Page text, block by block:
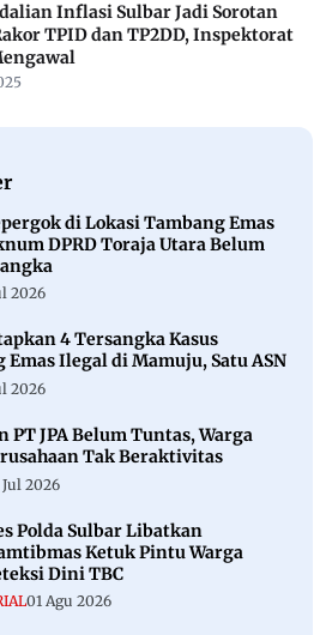
Inflasi Sulbar Jadi Sorotan
TPID dan TP2DD, Inspektorat
di Lokasi Tambang Emas
DPRD Toraja Utara Belum
2026
4 Tersangka Kasus
Emas Ilegal di Mamuju, Satu ASN
2026
PT JPA Belum Tuntas, Warga
Tak Beraktivitas
Jul 2026
Polda Sulbar Libatkan
Ketuk Pintu Warga
Dini TBC
01 Agu 2026